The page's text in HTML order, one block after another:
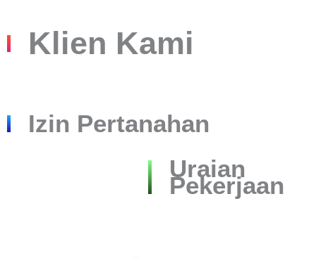
Klien Kami
Izin Pertanahan
Uraian
Pekerjaan